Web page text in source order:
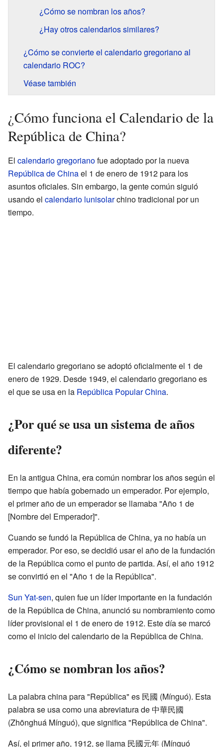
¿Cómo se nombran los años?
¿Hay otros calendarios similares?
¿Cómo se convierte el calendario gregoriano al
calendario ROC?
Véase también
¿Cómo funciona el Calendario de la
República de China?
El calendario gregorianofue adoptado por la nueva
República de Chinael 1 de enero de 1912 para los
asuntos oficiales. Sin embargo, la gente común siguió
usando el calendario lunisolarchino tradicional por un
tiempo.
El calendario gregoriano se adoptó oficialmente el 1 de
enero de 1929. Desde 1949, el calendario gregoriano es
el que se usa en la República Popular China.
¿Por qué se usa un sistema de años
diferente?
En la antigua China, era común nombrar los años según el
tiempo que había gobernado un emperador. Por ejemplo,
el primer año de un emperador se llamaba "Año 1 de
[Nombre del Emperador]".
Cuando se fundó la República de China, ya no había un
emperador. Por eso, se decidió usar el año de la fundación
de la República como el punto de partida. Así, el año 1912
se convirtió en el "Año 1 de la República".
Sun Yat-sen, quien fue un líder importante en la fundación
de la República de China, anunció su nombramiento como
líder provisional el 1 de enero de 1912. Este día se marcó
como el inicio del calendario de la República de China.
¿Cómo se nombran los años?
La palabra china para "República" es 民國 (Mínguó). Esta
palabra se usa como una abreviatura de 中華民國
(Zhōnghuá Mínguó), que significa "República de China".
Así, el primer año, 1912, se llama 民國元年 (Mínguó